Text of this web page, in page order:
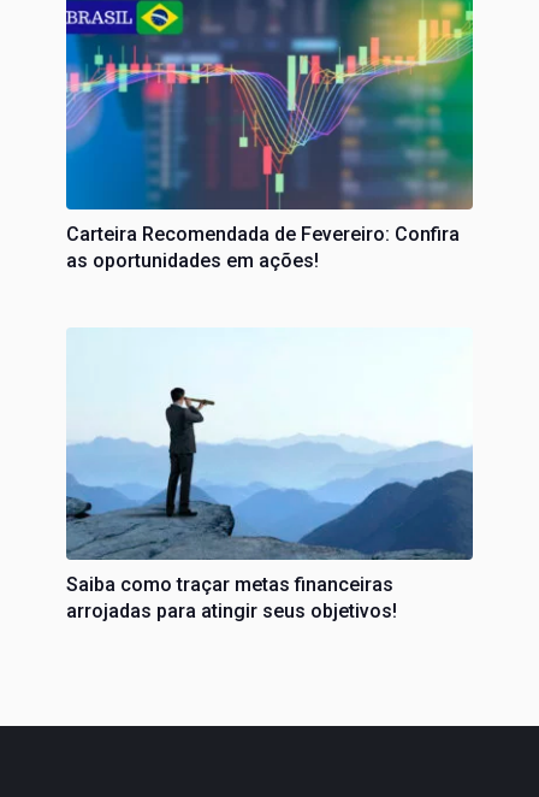
Carteira Recomendada de Fevereiro: Confira
as oportunidades em ações!
Saiba como traçar metas financeiras
arrojadas para atingir seus objetivos!